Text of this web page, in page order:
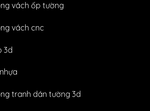
vách ốp tường
vách cnc
3d
tranh dán tường 3d